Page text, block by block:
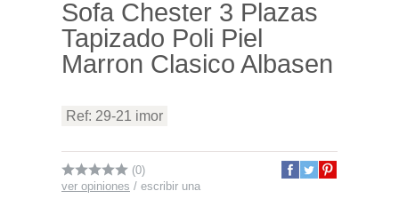
Sofa Chester 3 Plazas
Tapizado Poli Piel
Marron Clasico Albasen
Ref: 29-21 imor
(0)
ver opiniones / escribir una